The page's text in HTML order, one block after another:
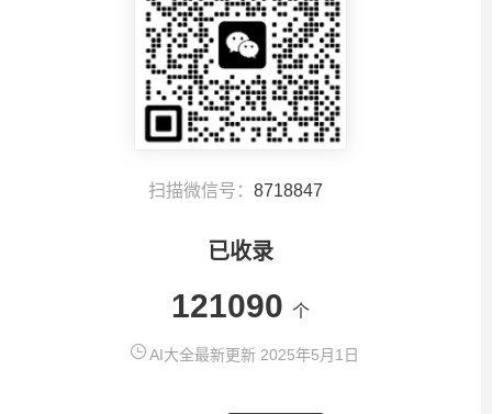
扫描微信号： 8718847
已收录
121090 个
AI大全最新更新 2025年5月1日